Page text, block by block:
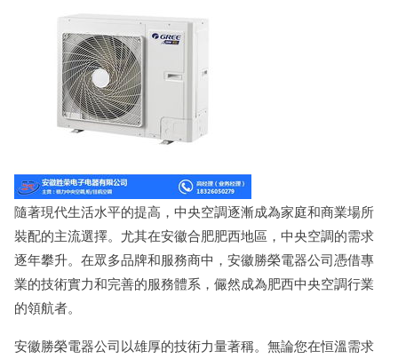
隨著現代生活水平的提高，中央空調逐漸成為家庭和商業場所
裝配的主流選擇。尤其在安徽合肥肥西地區，中央空調的需求
逐年攀升。在眾多品牌和服務商中，安徽勝榮電器公司憑借專
業的技術實力和完善的服務體系，儼然成為肥西中央空調行業
的領航者。
安徽勝榮電器公司以雄厚的技術力量著稱。無論您在恒溫需求